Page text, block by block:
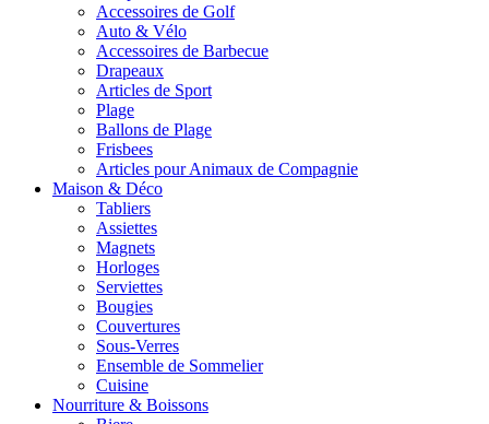
Accessoires de Golf
Auto & Vélo
Accessoires de Barbecue
Drapeaux
Articles de Sport
Plage
Ballons de Plage
Frisbees
Articles pour Animaux de Compagnie
Maison & Déco
Tabliers
Assiettes
Magnets
Horloges
Serviettes
Bougies
Couvertures
Sous-Verres
Ensemble de Sommelier
Cuisine
Nourriture & Boissons